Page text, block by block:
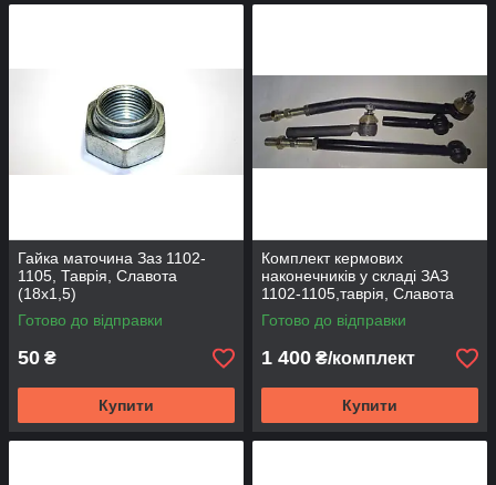
Гайка маточина Заз 1102-
1105, Таврія, Славота
(18х1,5)
Готово до відправки
50 ₴
Купити
Комплект кермових
наконечників у складі ЗАЗ
1102-1105,таврія, Славота
Готово до відправки
1 400 ₴/комплект
Купити